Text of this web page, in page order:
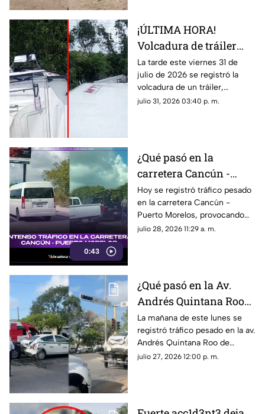
¡ÚLTIMA HORA!
Volcadura de tráiler
causa bloqueo total en
carretera HOY, viernes
31 de julio de 2026;
¿dónde y a qué altura
La tarde este viernes 31 de
julio de 2026 se registró la
volcadura de un tráiler,
causando el bloqueo total de la
julio 31, 2026 03:40 p. m.
0:43
¿Qué pasó en la
carretera Cancún -
Puerto Morelos HOY
martes 28 de julio? Esto
se sabe del tráfico
Hoy se registró tráfico pesado
en la carretera Cancún -
Puerto Morelos, provocando
filas detenidas durante varios
julio 28, 2026 11:29 a. m.
¿Qué pasó en la Av.
Andrés Quintana Roo
de Cancún hoy 27 de
julio? Esta es la razón
del tráfico hoy
La mañana de este lunes se
registró tráfico pesado en la av.
Andrés Quintana Roo de
Cancún por un fuerte
julio 27, 2026 12:00 p. m.